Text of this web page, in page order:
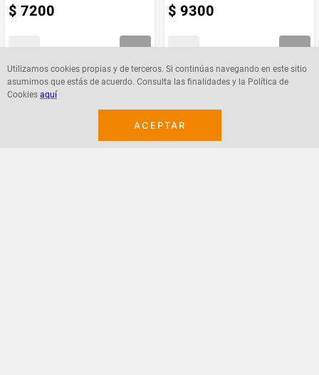
Utilizamos cookies propias y de terceros. Si continúas navegando en este sitio
asumimos que estás de acuerdo. Consulta las finalidades y la Política de
Cookies aquí
ACEPTAR
$ 7200 $ 9300